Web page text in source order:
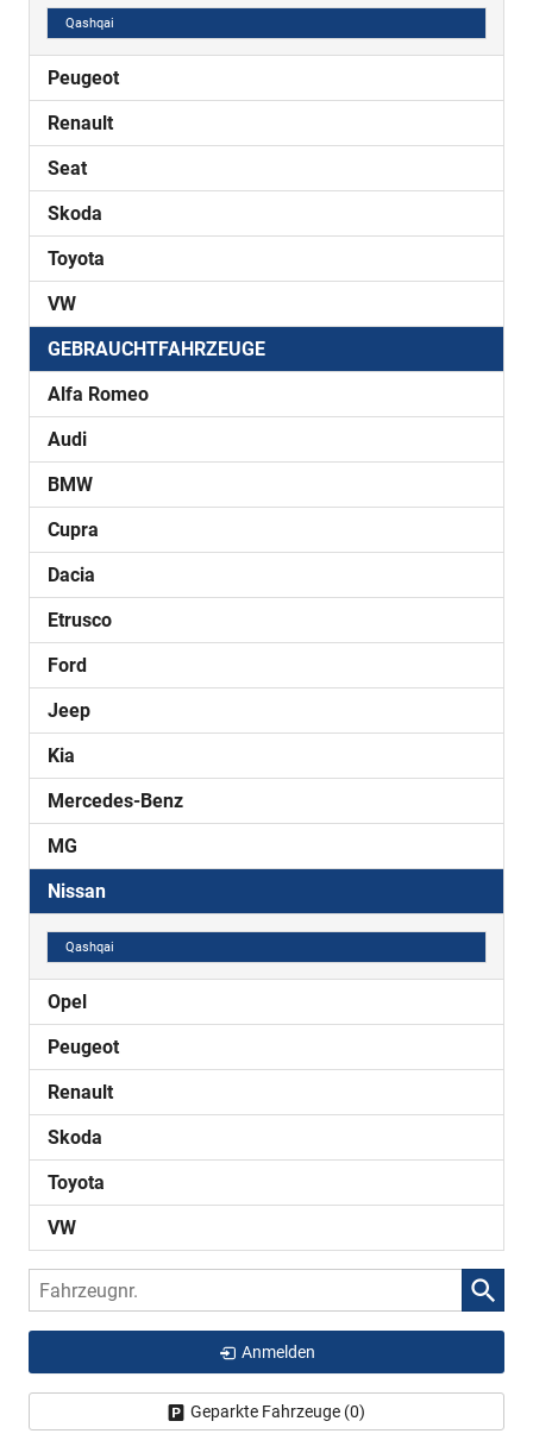
Qashqai
Peugeot
Renault
Seat
Skoda
Toyota
VW
GEBRAUCHTFAHRZEUGE
Alfa Romeo
Audi
BMW
Cupra
Dacia
Etrusco
Ford
Jeep
Kia
Mercedes-Benz
MG
Nissan
Qashqai
Opel
Peugeot
Renault
Skoda
Toyota
VW
Fahrzeugnr.
Anmelden
Geparkte Fahrzeuge (0)